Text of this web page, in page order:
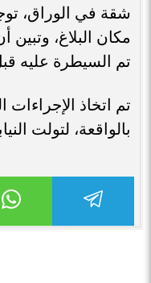
شقة في الوراق،
مكان البلاغ،
تم السيطرة عليه
تم اتخاذ الإجراءات
بالواقعة، لتولت